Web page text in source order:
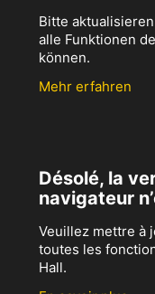
Bitte
alle Funktionen
können.
Mehr erfahren
Désolé, la
navigateur
Veuillez mettre à
toutes les
Hall.